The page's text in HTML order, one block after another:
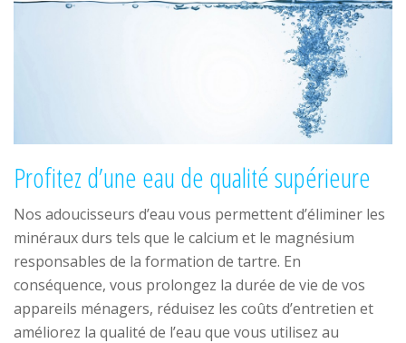
Profitez d’une eau de qualité supérieure
Nos adoucisseurs d’eau vous permettent d’éliminer les
minéraux durs tels que le calcium et le magnésium
responsables de la formation de tartre. En
conséquence, vous prolongez la durée de vie de vos
appareils ménagers, réduisez les coûts d’entretien et
améliorez la qualité de l’eau que vous utilisez au